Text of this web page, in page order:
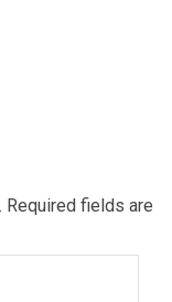
Required fields are